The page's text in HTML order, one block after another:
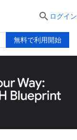
 ログイン
無料で利用開始